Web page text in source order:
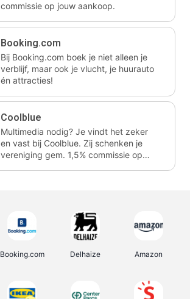
commissie op jouw aankoop.
Booking.com
Bij Booking.com boek je niet alleen je
verblijf, maar ook je vlucht, je huurauto
én attracties!
Coolblue
Multimedia nodig? Je vindt het zeker
en vast bij Coolblue. Zij schenken je
vereniging gem. 1,5% commissie op
Booking.com Delhaize Amazon